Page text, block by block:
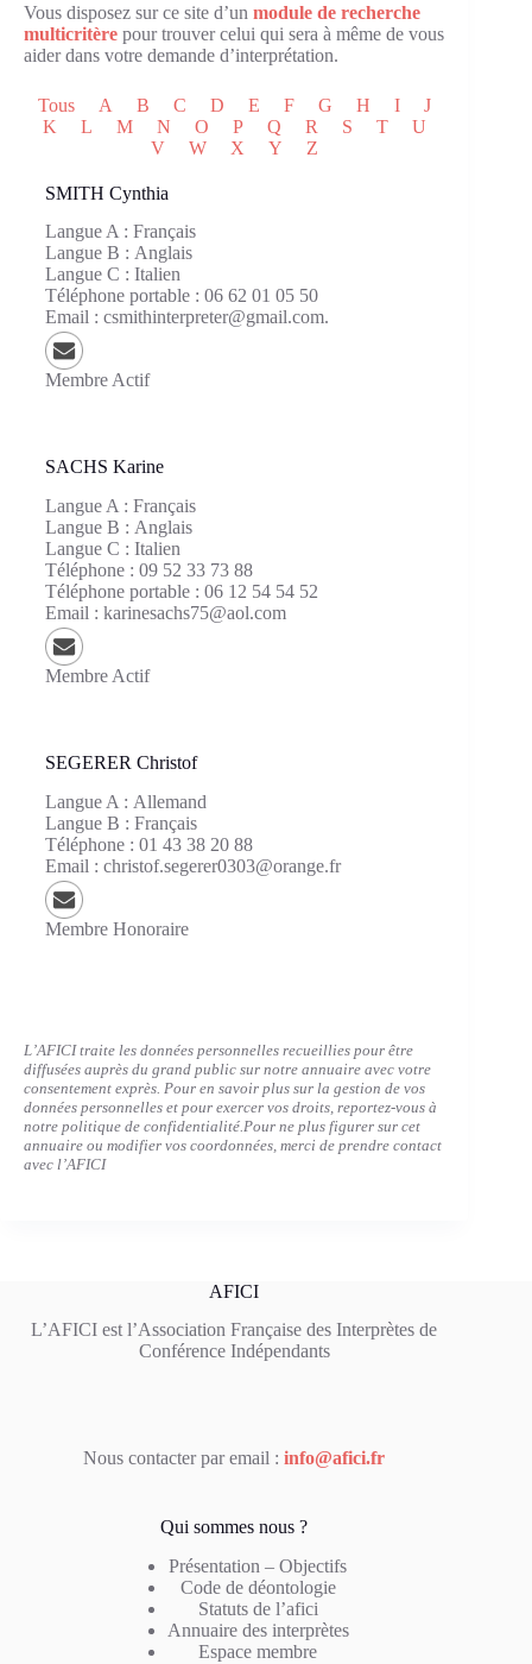
Vous disposez sur ce site d’un module de recherche
multicritère pour trouver celui qui sera à même de vous
aider dans votre demande d’interprétation.
Tous A B C D E F G H I
J
K
L M N O P Q R S T
U
V
W X Y Z
SMITH Cynthia
Langue A : Français
Langue B : Anglais
Langue C : Italien
Téléphone portable : 06 62 01 05 50
Email : csmithinterpreter@gmail.com.
Membre Actif
SACHS Karine
Langue A : Français
Langue B : Anglais
Langue C : Italien
Téléphone : 09 52 33 73 88
Téléphone portable : 06 12 54 54 52
Email : karinesachs75@aol.com
Membre Actif
SEGERER Christof
Langue A : Allemand
Langue B : Français
Téléphone : 01 43 38 20 88
Email : christof.segerer0303@orange.fr
Membre Honoraire
L’AFICI traite les données personnelles recueillies pour être
diffusées auprès du grand public sur notre annuaire avec votre
consentement exprès. Pour en savoir plus sur la gestion de vos
données personnelles et pour exercer vos droits, reportez-vous à
notre politique de confidentialité. Pour ne plus figurer sur cet
annuaire ou modifier vos coordonnées, merci de prendre contact
avec l’AFICI
AFICI
L’AFICI est l’Association Française des Interprètes de
Conférence Indépendants
Nous contacter par email :info@afici.fr
Qui sommes nous ?
Présentation – Objectifs
Code de déontologie
Statuts de l’afici
Annuaire des interprètes
Espace membre